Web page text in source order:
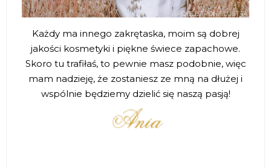
Każdy ma innego zakrętaska, moim są dobrej
jakości kosmetyki i piękne świece zapachowe.
Skoro tu trafiłaś, to pewnie masz podobnie, więc
mam nadzieję, że zostaniesz ze mną na dłużej i
wspólnie będziemy dzielić się naszą pasją!